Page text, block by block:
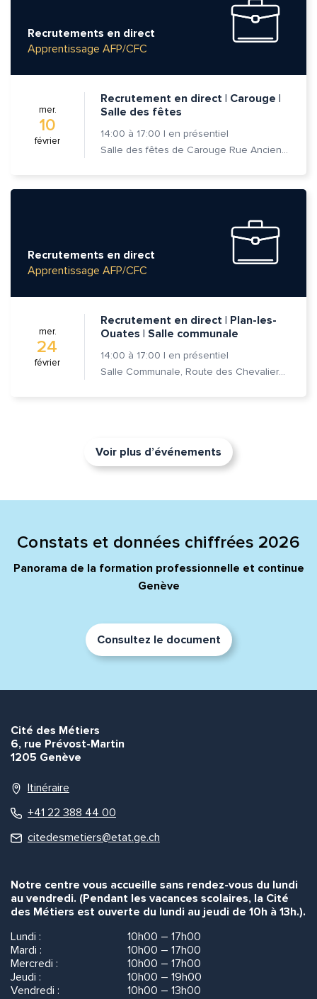
Recrutements en direct
Apprentissage AFP/CFC
mer.
10
février
Recrutement en direct | Carouge |
Salle des fêtes
14:00 à 17:00 | en présentiel
Salle des fêtes de Carouge Rue Ancienne 37, 1227 Carouge
Recrutements en direct
Apprentissage AFP/CFC
mer.
24
février
Recrutement en direct | Plan-les-
Ouates | Salle communale
14:00 à 17:00 | en présentiel
Salle Communale, Route des Chevaliers-de-Malte 7, 1228 Plan-les-Ouates
Voir plus d’événements
Constats et données chiffrées 2026
Panorama de la formation professionnelle et continue
Genève
Consultez le document
Cité des Métiers
6, rue Prévost-Martin
1205 Genève
Itinéraire
+41 22 388 44 00
citedesmetiers@etat.ge.ch
Notre centre vous accueille sans rendez-vous du lundi
au vendredi. (Pendant les vacances scolaires, la Cité
des Métiers est ouverte du lundi au jeudi de 10h à 13h.).
Lundi :
10h00 – 17h00
Mardi :
10h00 – 17h00
Mercredi :
10h00 – 17h00
Jeudi :
10h00 – 19h00
Vendredi :
10h00 – 13h00